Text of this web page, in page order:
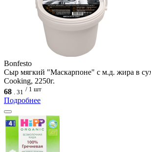
Bonfesto
Сыр мягкий "Маскарпоне" с м.д. жира в
Cooking, 2250г.
68 . 31 / 1 шт
Подробнее